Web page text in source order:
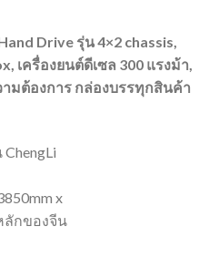
Drive รุ่น 4×2 chassis,
เครื่องยนต์ดีเซล 300 แรงม้า,
มต้องการ กล่องบรรทุกสินค้า
x
ลักของจีน